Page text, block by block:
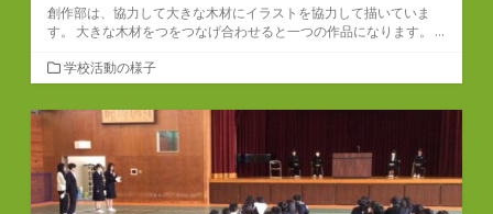
創作部は、協力して大きな木材にイラストを協力して描いていま
す。 大きな木材をつをつなげ合わせると一つの作品になります。 ...
カ
テ
ゴ
学校活動の様子